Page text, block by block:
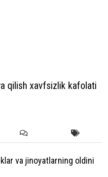
qilish xavfsizlik kafolati
va jinoyatlarning oldini